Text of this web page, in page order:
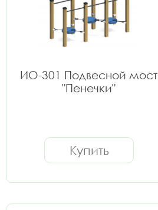
ИО-301 Подвесной мост
"Пенечки"
Купить